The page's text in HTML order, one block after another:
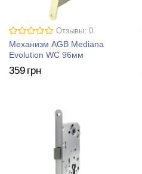
Отзывы: 0
Механизм AGB Mediana
Evolution WC 96мм
359 грн